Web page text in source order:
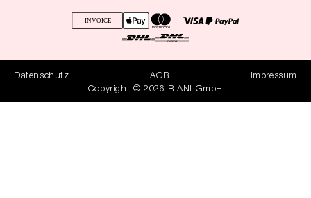
Datenschutz AGB
Impressum
Copyright © 2026 RIANI GmbH